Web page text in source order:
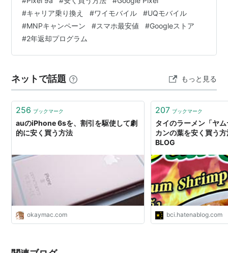
在の最新情報をもとに、 Pixel 9aをできるだけ安く、安
全に手に入れる方法を ぜ〜んぶまとめました！！ ✅ 全キ
ャリアの最安値を一覧で比較 ✅ 実質24円になるカラクリ
をわかりやすく解説 ✅ 乗り換えたくない人向けのルート
も紹介 ✅ Q&Aで素朴な疑問もすべて解…
#キャリア乗り換え #ワイモバイル #UQモバイル
#MNPキャンペーン #スマホ最安値 #Googleストア
#2年返却プログラム
ネットで話題 もっと見る
256 ブックマーク
auのiPhone 6sを、割引を駆使して劇
的に安く買う方法
okaymac.com
207 ブックマーク
タイのラーメン「ヤ
カンの葉を安く買う
BLOG
bci.hatenablog.com